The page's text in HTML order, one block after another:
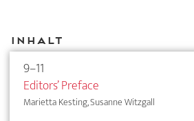
Inhalt
9–11
Editors’ Preface
Marietta Kesting, Susanne Witzgall